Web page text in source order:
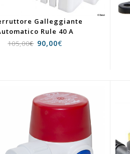
Galleggiante
Rule 40 A
105,00€ 90,00€